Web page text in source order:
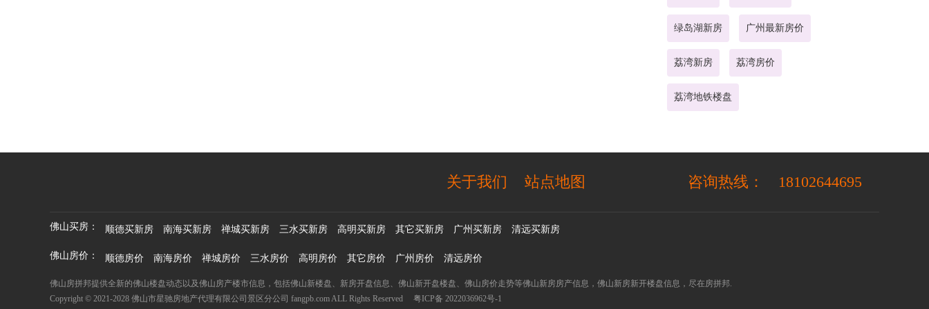
绿岛湖新房 广州最新房价
荔湾新房 荔湾房价
荔湾地铁楼盘
咨询热线： 18102644695
站点地图
关于我们
佛山买房： 顺德买新房 南海买新房 禅城买新房 三水买新房 高明买新房 其它买新房 广州买新房 清远买新房
佛山房价： 顺德房价 南海房价 禅城房价 三水房价 高明房价 其它房价 广州房价 清远房价
佛山房拼邦提供全新的佛山楼盘动态以及佛山房产楼市信息，包括佛山新楼盘、新房开盘信息、佛山新开盘楼盘、佛山房价走势等佛山新房房产信息，佛山新房新开楼盘信息，尽在房拼邦.
Copyright © 2021-2028 佛山市星驰房地产代理有限公司景区分公司 fangpb.com ALL Rights Reserved
粤ICP备 2022036962号-1